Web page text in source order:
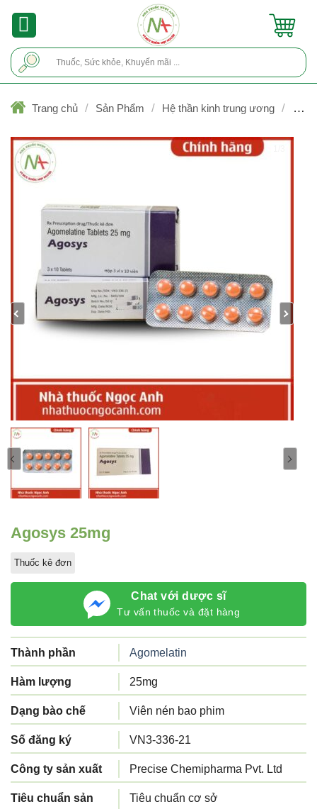
Trang chủ / Sản Phẩm / Hệ thần kinh trung ương /
Chat với dược sĩ
Tư vấn thuốc và đặt hàng
Agosys 25mg
Thuốc kê đơn
Thành phần Agomelatin
Hàm lượng 25mg
Dạng bào chế Viên nén bao phim
Số đăng ký VN3-336-21
Công ty sản xuất Precise Chemipharma Pvt. Ltd
Tiêu chuẩn sản
Tiêu chuẩn cơ sở